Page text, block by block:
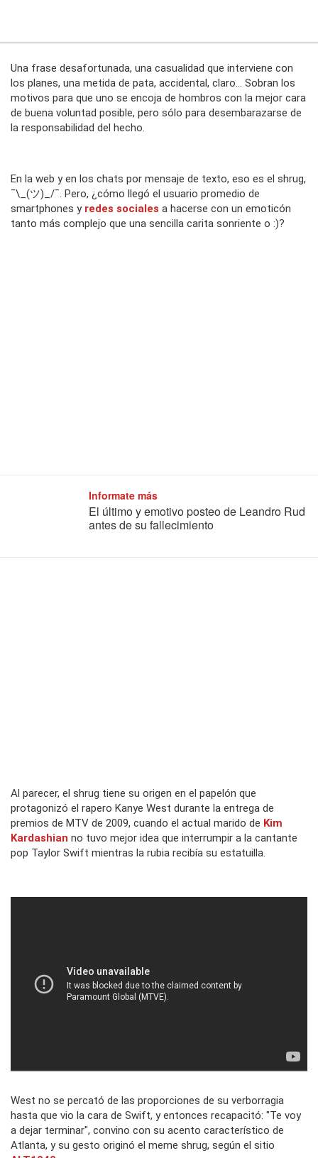
Una frase desafortunada, una casualidad que interviene con
los planes, una metida de pata, accidental, claro... Sobran los
motivos para que uno se encoja de hombros con la mejor cara
de buena voluntad posible, pero sólo para desembarazarse de
la responsabilidad del hecho.
En la web y en los chats por mensaje de texto, eso es el shrug,
¯\_(ツ)_/¯. Pero, ¿cómo llegó el usuario promedio de
smartphones y redes sociales a hacerse con un emoticón
tanto más complejo que una sencilla carita sonriente o :)?
Informate más
El último y emotivo posteo de Leandro Rud
antes de su fallecimiento
Al parecer, el shrug tiene su origen en el papelón que
protagonizó el rapero Kanye West durante la entrega de
premios de MTV de 2009, cuando el actual marido de Kim
Kardashian no tuvo mejor idea que interrumpir a la cantante
pop Taylor Swift mientras la rubia recibía su estatuilla.
West no se percató de las proporciones de su verborragia
hasta que vio la cara de Swift, y entonces recapacitó: "Te voy
a dejar terminar", convino con su acento característico de
Atlanta, y su gesto originó el meme shrug, según el sitio